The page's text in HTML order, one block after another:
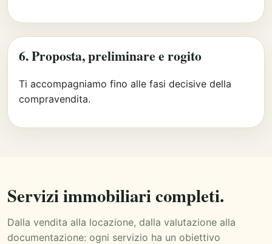
6. Proposta, preliminare e rogito
Ti accompagniamo fino alle fasi decisive della
compravendita.
Servizi immobiliari completi.
Dalla vendita alla locazione, dalla valutazione alla
documentazione: ogni servizio ha un obiettivo